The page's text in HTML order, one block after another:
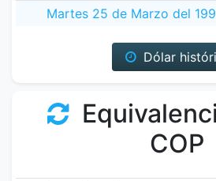
Martes 25 de Marzo del
Dólar
COP